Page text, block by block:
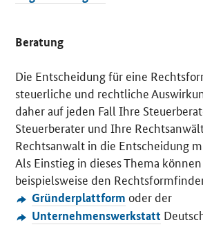
Beratung
Die Entscheidung für eine
steuerliche und rechtliche
daher auf jeden Fall Ihre
Steuerberater und Ihre
Rechtsanwalt in die Entscheidung
Als Einstieg in dieses Thema können
beispielsweise den
Gründerplattform oder der
Unternehmenswerkstatt